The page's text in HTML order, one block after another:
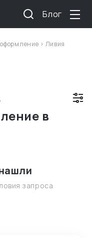
Блог
> Ливия
в
запроса